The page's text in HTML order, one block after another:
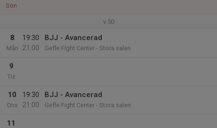
Sön
v.50
8
Mån
19:30
21:00
BJJ - Avancerad
Gefle Fight Center - Stora salen
9
Tis
10
Ons
19:30
21:00
BJJ - Avancerad
Gefle Fight Center - Stora salen
11